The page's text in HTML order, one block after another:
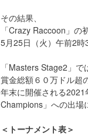
その結果、
「Crazy Raccoon」
5月25日（火）午前2
「Masters Stage2」で
賞金総額６０万ドル超
年末に開催される
Champions」への出場
＜トーナメント表＞